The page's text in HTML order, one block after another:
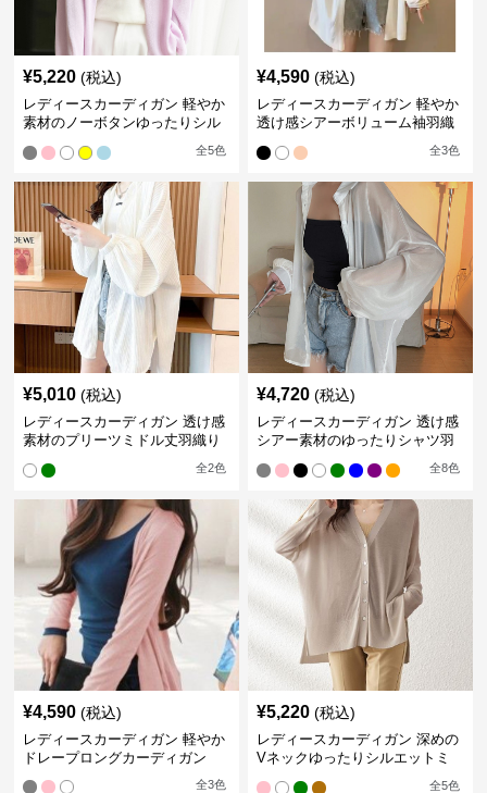
¥5,220 (税込)
レディースカーディガン 軽やか
素材のノーボタンゆったりシル
全5色
¥4,590 (税込)
レディースカーディガン 軽やか
透け感シアーボリューム袖羽織
全3色
¥5,010 (税込)
レディースカーディガン 透け感
素材のプリーツミドル丈羽織り
全2色
¥4,720 (税込)
レディースカーディガン 透け感
シアー素材のゆったりシャツ羽
全8色
¥4,590 (税込)
レディースカーディガン 軽やか
ドレープロングカーディガン
全3色
¥5,220 (税込)
レディースカーディガン 深めの
Vネックゆったりシルエットミ
全5色